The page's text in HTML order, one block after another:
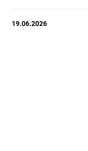
19.06.2026